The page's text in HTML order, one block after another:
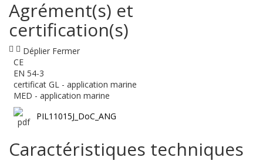
Agrément(s) et
certification(s)
Déplier Fermer
CE
EN 54-3
certificat GL - application marine
MED - application marine
PIL11015J_DoC_ANG
Caractéristiques techniques